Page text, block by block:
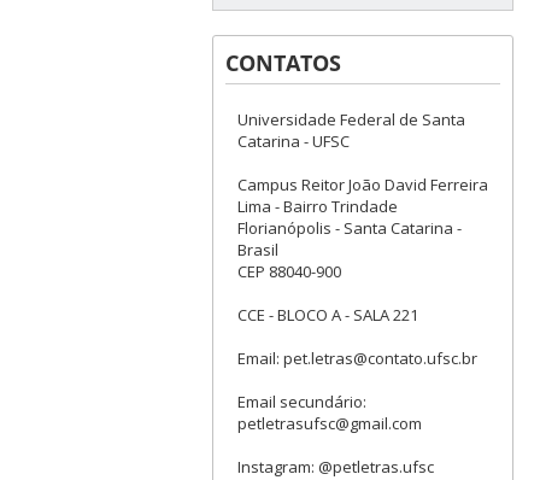
CONTATOS
Universidade Federal de Santa
Catarina - UFSC
Campus Reitor João David Ferreira
Lima - Bairro Trindade
Florianópolis - Santa Catarina -
Brasil
CEP 88040-900
CCE - BLOCO A - SALA 221
Email: pet.letras@contato.ufsc.br
Email secundário:
petletrasufsc@gmail.com
Instagram: @petletras.ufsc